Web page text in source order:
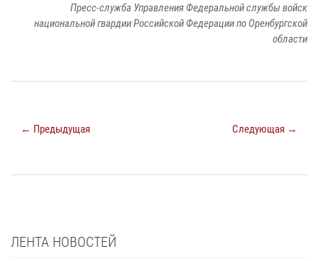
Пресс-служба Управления Федеральной службы войск
национальной гвардии Российской Федерации по Оренбургской
области
← Предыдущая Следующая →
ЛЕНТА НОВОСТЕЙ